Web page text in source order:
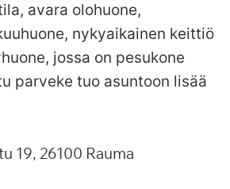
avara olohuone,
nykyaikainen keittiö
jossa on pesukone
parveke tuo asuntoon lisää
19 26100 Rauma